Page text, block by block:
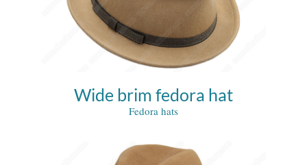
Wide brim fedora hat
Fedora hats